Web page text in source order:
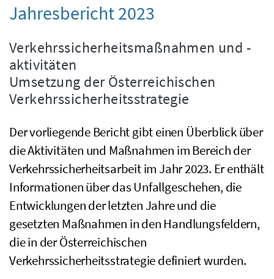
Jahresbericht 2023
Verkehrssicherheitsmaßnahmen und -
aktivitäten
Umsetzung der Österreichischen
Verkehrssicherheitsstrategie
Der vorliegende Bericht gibt einen Überblick über
die Aktivitäten und Maßnahmen im Bereich der
Verkehrssicherheitsarbeit im Jahr 2023. Er enthält
Informationen über das Unfallgeschehen, die
Entwicklungen der letzten Jahre und die
gesetzten Maßnahmen in den Handlungsfeldern,
die in der Österreichischen
Verkehrssicherheitsstrategie definiert wurden.